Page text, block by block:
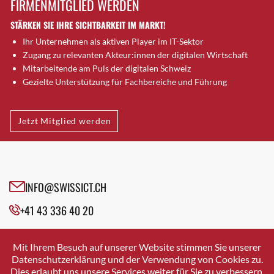
Brütten
Bubendorf
Bubikon
Buchs (SG)
Burgdorf
Bülach
Cazis
Cham
Davos Platz
Davos Platz 1
Dietikon
Dietlikon
FIRMENMITGLIED WERDEN
STÄRKEN SIE IHRE SICHTBARKEIT IM MARKT!
Ihr Unternehmen als aktiven Player im IT-Sektor
Zugang zu relevanten Akteur:innen der digitalen Wirtschaft
Mitarbeitende am Puls der digitalen Schweiz
Gezielte Unterstützung für Fachbereiche und Führung
Jetzt Mitglied werden
INFO@SWISSICT.CH
+41 43 336 40 20
SWISSICT
VULKANSTRASSE 120
8048 ZURICH
Mit Ihrem Besuch auf unserer Website stimmen Sie unserer
Datenschutzerklärung und der Verwendung von Cookies zu.
Dies erlaubt uns unsere Services weiter für Sie zu verbessern.